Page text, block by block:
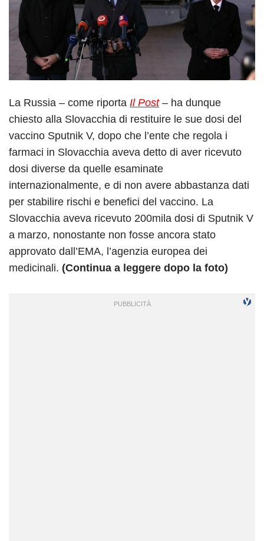
La Russia – come riporta Il Post– ha dunque
chiesto alla Slovacchia di restituire le sue dosi del
vaccino Sputnik V, dopo che l’ente che regola i
farmaci in Slovacchia aveva detto di aver ricevuto
dosi diverse da quelle esaminate
internazionalmente, e di non avere abbastanza dati
per stabilire rischi e benefici del vaccino. La
Slovacchia aveva ricevuto 200mila dosi di Sputnik V
a marzo, nonostante non fosse ancora stato
approvato dall’EMA, l’agenzia europea dei
medicinali. (Continua a leggere dopo la foto)